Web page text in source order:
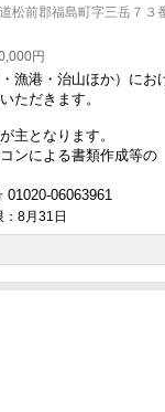
前郡福島町字三岳７３
円
漁港・治山ほか）にお
ただきます。
主となります。
ンによる書類作成等の
01020-06063961
8月31日